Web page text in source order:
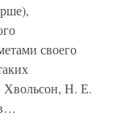
своего
Хвольсон, Н. Е.